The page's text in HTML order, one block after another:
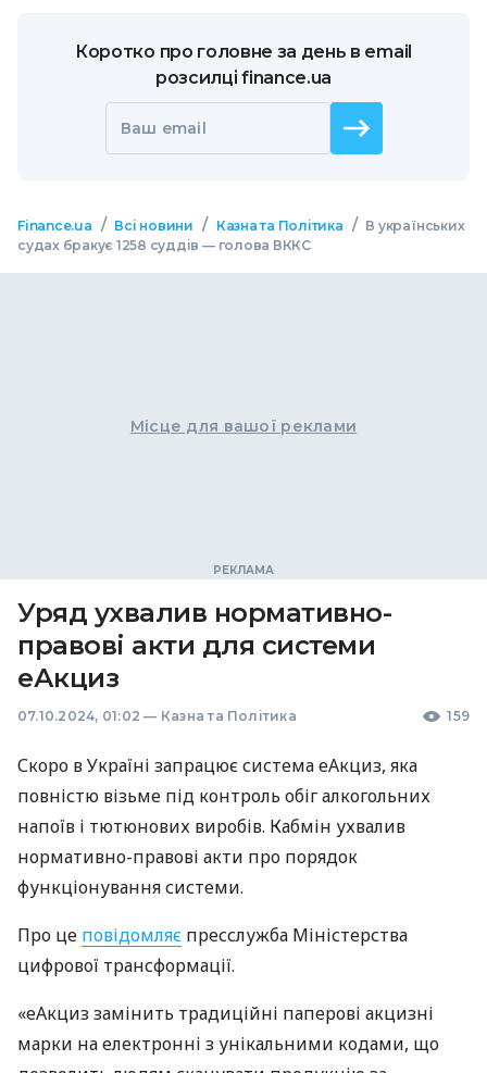
Коротко про головне за день в email
розсилці finance.ua
Ваш email
Finance.ua / Всі новини / Казна та Політика / В українських
судах бракує 1258 суддів — голова ВККС
Місце для вашої реклами
Уряд ухвалив нормативно-
правові акти для системи
еАкциз
07.10.2024, 01:02 — Казна та Політика 159
Скоро в Україні запрацює система еАкциз, яка
повністю візьме під контроль обіг алкогольних
напоїв і тютюнових виробів. Кабмін ухвалив
нормативно-правові акти про порядок
функціонування системи.
Про це повідомляє пресслужба Міністерства
цифрової трансформації.
«еАкциз замінить традиційні паперові акцизні
марки на електронні з унікальними кодами, що